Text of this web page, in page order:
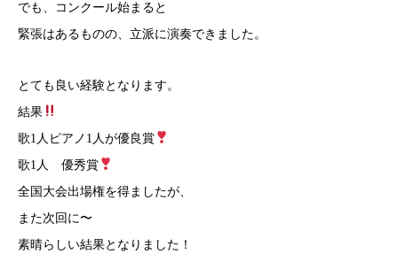
でも、コンクール始まると
緊張はあるものの、立派に演奏できました。
とても良い経験となります。
結果
歌1人ピアノ1人が優良賞
歌1人 優秀賞
全国大会出場権を得ましたが、
また次回に〜
素晴らしい結果となりました！